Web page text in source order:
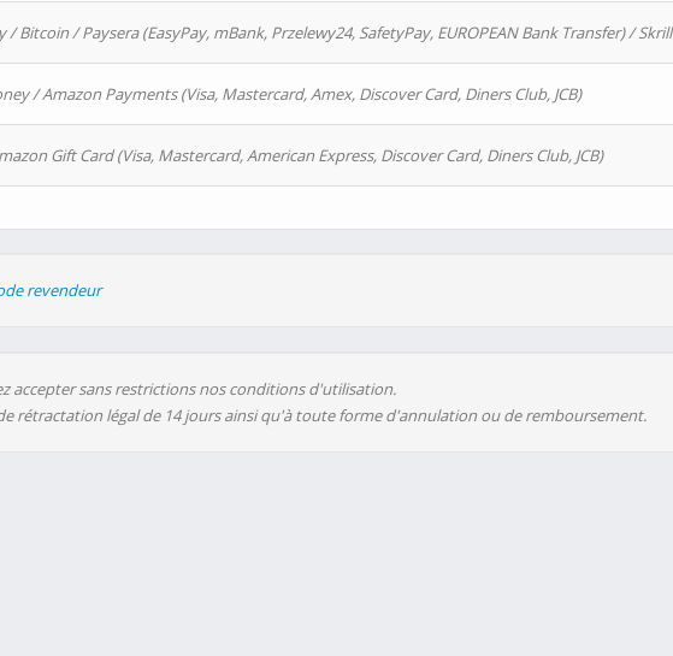
Bitcoin / Paysera (EasyPay, mBank, Przelewy24, SafetyPay, EUROPEAN Bank Transfer) / Skrill
/ Amazon Payments (Visa, Mastercard, Amex, Discover Card, Diners Club, JCB)
Gift Card (Visa, Mastercard, American Express, Discover Card, Diners Club, JCB)
revendeur
accepter sans restrictions nos conditions d'utilisation.
rétractation légal de 14 jours ainsi qu'à toute forme d'annulation ou de remboursement.